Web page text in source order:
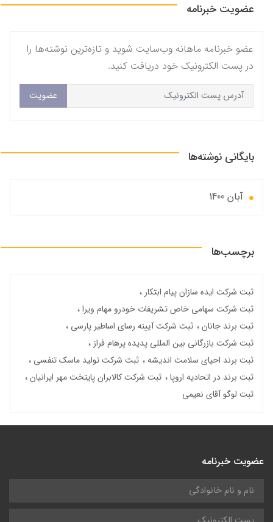
عضویت خبرنامه
عضو خبرنامه ماهانه وب‌سایت شوید و تازه‌ترین نوشته‌ها را
در پست الکترونیک خود دریافت کنید.
عضویت
بایگانی نوشته‌ها
آبان 1400
برچسب‌ها
ثبت شرکت ایده سازان پیام ابتکار
ثبت شرکت سهامی خاص تشریفات خودرو مهام ویرا
ثبت برند جانان
ثبت شرکت آیینه رسای اساطیر پارسی
ثبت شرکت بازرگانی بین المللی پدیده پرهام فراز
ثبت برند احیای سلامت اندیشه
ثبت شرکت تولید ماسک تنفسی
ثبت برند در اتحادیه اروپا
ثبت شرکت کالابران پایتخت مهر ایرانیان
ثبت لوگو آقای نعیمی
عضویت خبرنامه